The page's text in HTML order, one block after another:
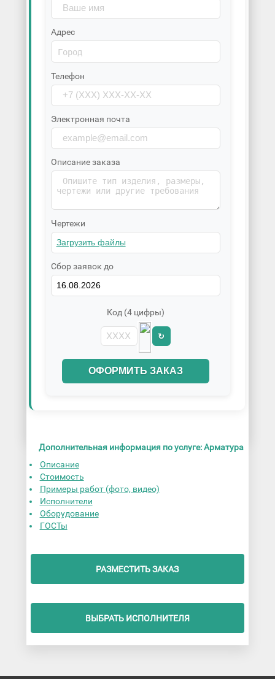
Адрес
Телефон
Электронная почта
Описание заказа
Чертежи
Сбор заявок до
Код (4 цифры)
↻
ОФОРМИТЬ ЗАКАЗ
Дополнительная информация по услуге: Арматура
Описание
Стоимость
Примеры работ (фото, видео)
Исполнители
Оборудование
ГОСТы
РАЗМЕСТИТЬ ЗАКАЗ
ВЫБРАТЬ ИСПОЛНИТЕЛЯ